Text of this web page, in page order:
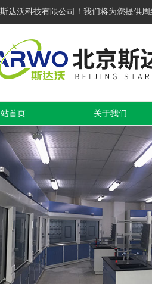
达沃科技有限公司！我们将为您提供周
首页 关于我们